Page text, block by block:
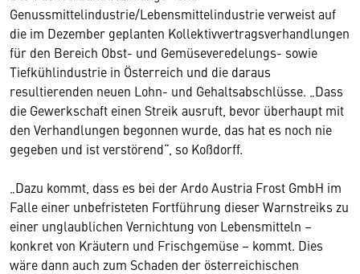
Genussmittelindustrie/Lebensmittelindustrie verweist auf
die im Dezember geplanten Kollektivvertragsverhandlungen
für den Bereich Obst- und Gemüseveredelungs- sowie
Tiefkühlindustrie in Österreich und die daraus
resultierenden neuen Lohn- und Gehaltsabschlüsse. „Dass
die Gewerkschaft einen Streik ausruft, bevor überhaupt mit
den Verhandlungen begonnen wurde, das hat es noch nie
gegeben und ist verstörend“, so Koßdorff.
„Dazu kommt, dass es bei der Ardo Austria Frost GmbH im
Falle einer unbefristeten Fortführung dieser Warnstreiks zu
einer unglaublichen Vernichtung von Lebensmitteln –
konkret von Kräutern und Frischgemüse – kommt. Dies
wäre dann auch zum Schaden der österreichischen